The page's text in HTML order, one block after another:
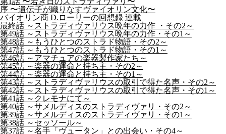
序 〜遺伝子が織りなすヴァイオリン文化〜
バイオリン商 D.ローリーの回想録 連載
最終話 ～ストラディヴァリウス晩年の力作 ・その2～
第49話 ～ストラディヴァリウス晩年の力作・その1～
第48話 ～もうひとつのストラド物語・その2～
第47話 ～もうひとつのストラド物語・その1～
第46話 ～アマチュアの楽器製作家たち～
第45話 ～楽器の運命と持ち主・その2～
第44話 ～楽器の運命と持ち主・その1～
第43話 ～ストラディヴァリウスの取引で得た名声・その2～
第42話 ～ストラディヴァリウスの取引で得た名声・その1～
第41話 ～クレモナにて～
第40話 ～サメルディスのストラディヴァリ・その2～
第39話 ～サメルディスのストラディヴァリ・その1～
第38話 ～セッソール～
第37話 ～名手「ヴュータン」との出会い・その4～